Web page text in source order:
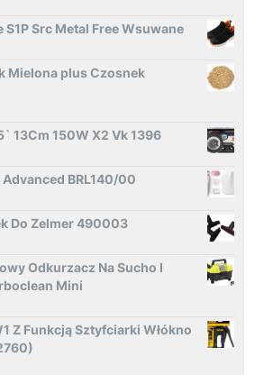
S1P Src Metal Free Wsuwane
Mielona plus Czosnek
13Cm 150W X2 Vk 1396
Advanced BRL140/00
Do Zelmer 490003
Odkurzacz Na Sucho I
Mini
Z Funkcją Sztyfciarki Włókno